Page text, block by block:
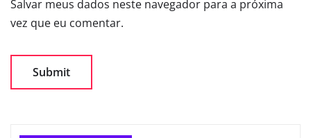
Salvar meus dados neste navegador para a próxima
vez que eu comentar.